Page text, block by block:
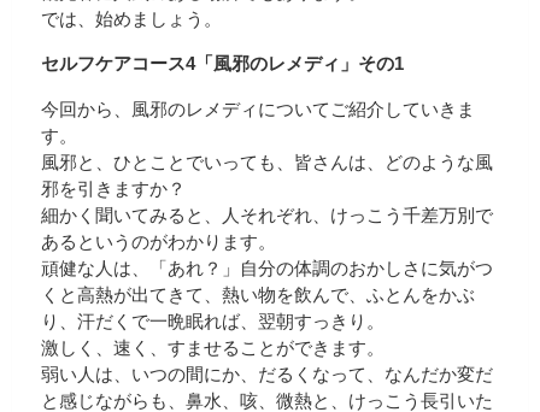
では、始めましょう。
セルフケアコース4「風邪のレメディ」その1
今回から、風邪のレメディについてご紹介していきま
す。
風邪と、ひとことでいっても、皆さんは、どのような風
邪を引きますか？
細かく聞いてみると、人それぞれ、けっこう千差万別で
あるというのがわかります。
頑健な人は、「あれ？」自分の体調のおかしさに気がつ
くと高熱が出てきて、熱い物を飲んで、ふとんをかぶ
り、汗だくで一晩眠れば、翌朝すっきり。
激しく、速く、すませることができます。
弱い人は、いつの間にか、だるくなって、なんだか変だ
と感じながらも、鼻水、咳、微熱と、けっこう長引いた